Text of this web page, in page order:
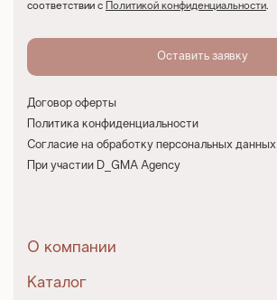
соответствии с
Политикой конфиденциальности.
Договор оферты
Политика конфиденциальности
Согласие на обработку персональных данных
При участии D_GMA Agency
О компании
Каталог